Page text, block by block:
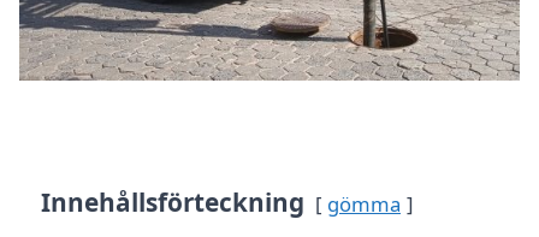
Innehållsförteckning gömma